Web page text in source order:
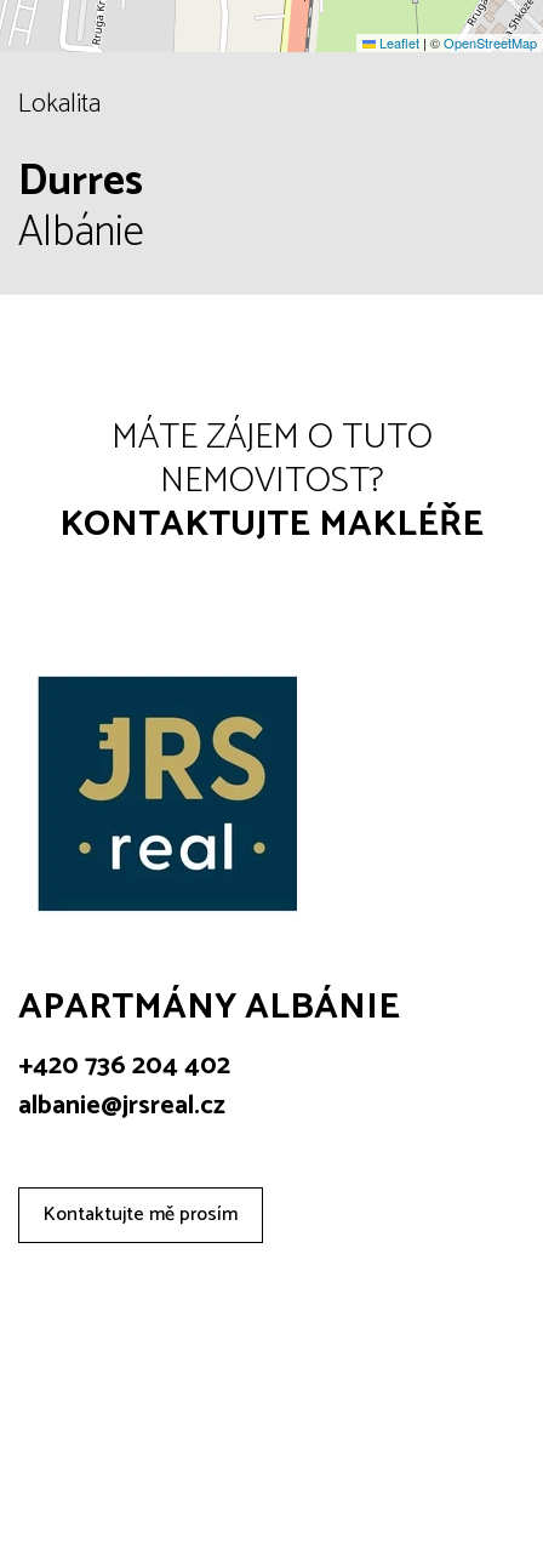
Leaflet | ©OpenStreetMap
Lokalita
Durres
Albánie
MÁTE ZÁJEM O TUTO
NEMOVITOST?
KONTAKTUJTE MAKLÉŘE
APARTMÁNY ALBÁNIE
+420 736 204 402
albanie@jrsreal.cz
Kontaktujte mě prosím